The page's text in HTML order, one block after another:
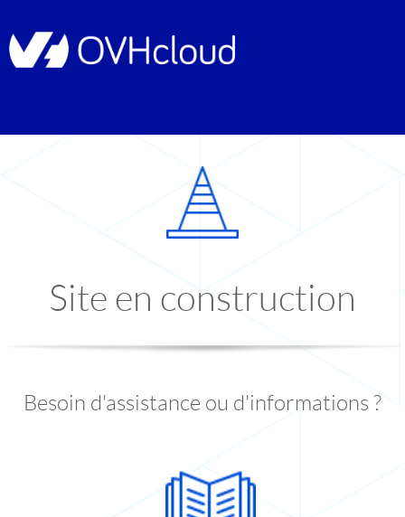
Site en construction
Besoin d'assistance ou d'informations ?